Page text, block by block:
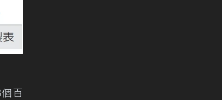
百